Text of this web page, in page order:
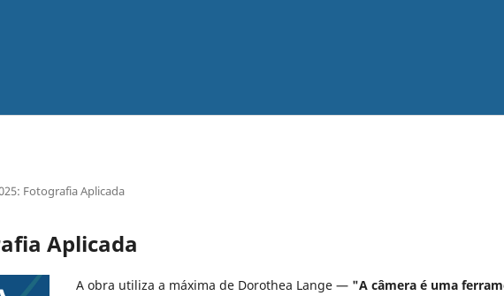
Fotografia Aplicada
Aplicada
A obra utiliza a máxima de Dorothea Lange — "A câmera é uma